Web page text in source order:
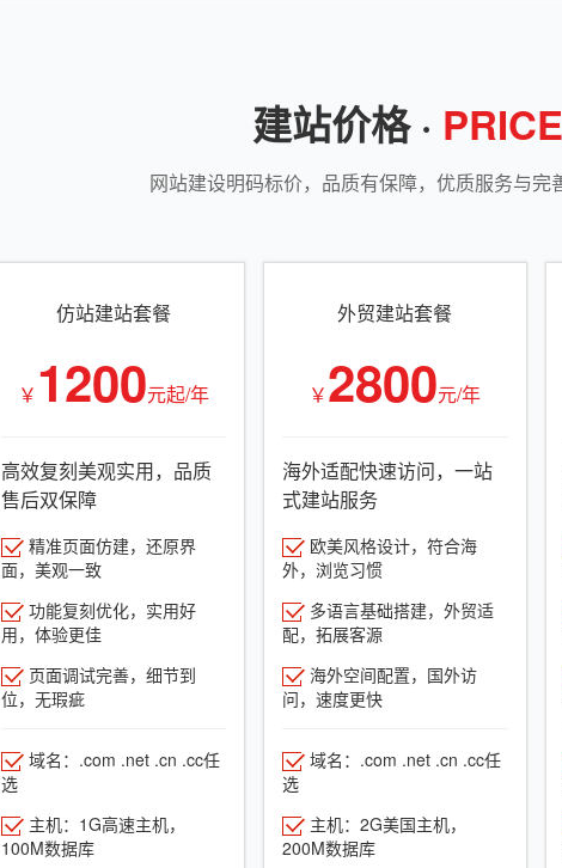
建站价格 · PRICE
网站建设明码标价，品质有保障，优质服务与完
仿站建站套餐
￥ 1200元起/年
高效复刻美观实用，品质
售后双保障
精准页面仿建，还原界
面，美观一致
功能复刻优化，实用好
用，体验更佳
页面调试完善，细节到
位，无瑕疵
域名：.com .net .cn .cc任
选
主机：1G高速主机，
100M数据库
外贸建站套餐
￥2800元/年
海外适配快速访问，一站
式建站服务
欧美风格设计，符合海
外，浏览习惯
多语言基础搭建，外贸适
配，拓展客源
海外空间配置，国外访
问，速度更快
域名：.com .net .cn .cc任
选
主机：2G美国主机，
200M数据库